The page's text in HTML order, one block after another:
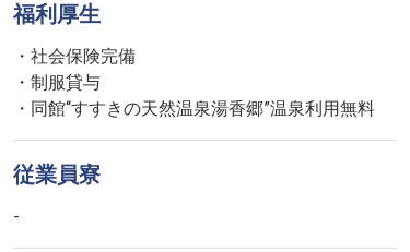
福利厚生
・社会保険完備
・制服貸与
・同館“すすきの天然温泉湯香郷”温泉利用無料
従業員寮
-